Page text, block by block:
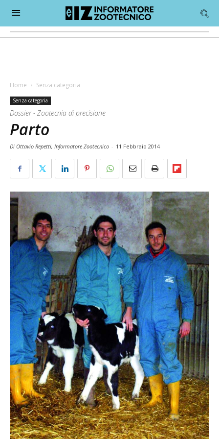
Home Senza categoria
Senza categoria
Dossier - Zootecnia di precisione
Parto
Di Ottavio Repetti, Informatore Zootecnico - 11 Febbraio 2014